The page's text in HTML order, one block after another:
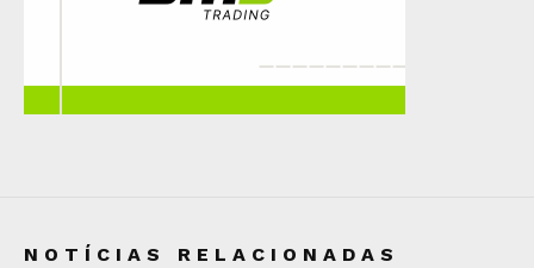
NOTÍCIAS RELACIONADAS